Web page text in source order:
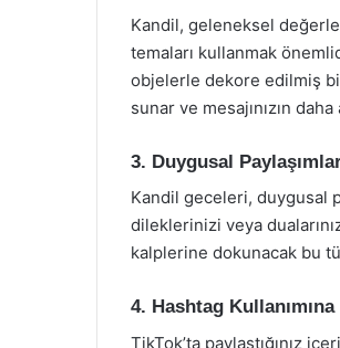
Kandil, geleneksel
temaları kullanmak
objelerle dekore edilmiş
sunar ve mesajınızın daha
3. Duygusal
Kandil geceleri, duygusal
dileklerinizi veya
kalplerine dokunacak bu
4. Hashtag
TikTok’ta paylaştığınız